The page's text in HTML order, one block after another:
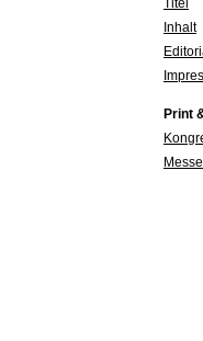
Titel
Inhalt
Print